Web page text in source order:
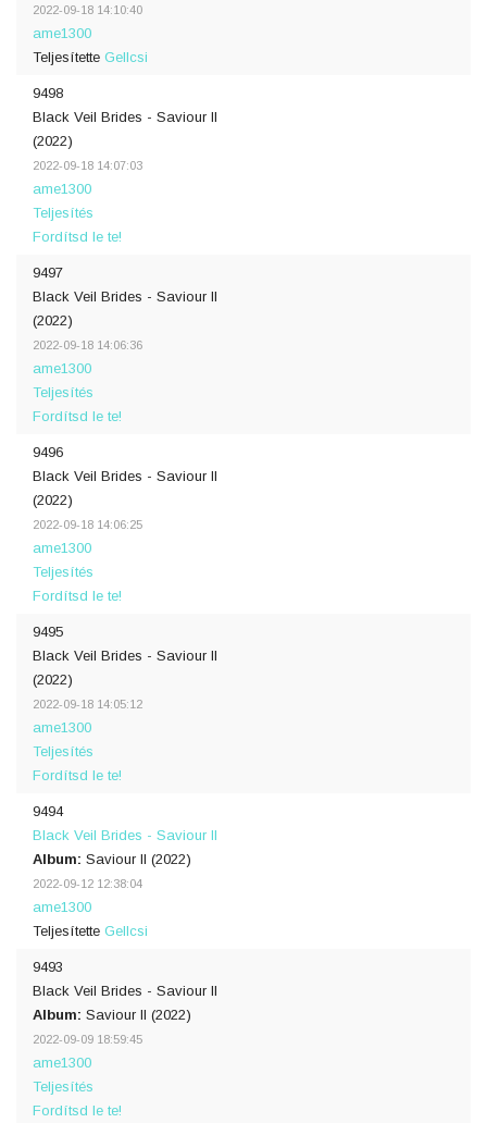
2022-09-18 14:10:40
ame1300
Teljesítette Gellcsi
9498
Black Veil Brides - Saviour II
(2022)
2022-09-18 14:07:03
ame1300
Teljesítés
Fordítsd le te!
9497
Black Veil Brides - Saviour II
(2022)
2022-09-18 14:06:36
ame1300
Teljesítés
Fordítsd le te!
9496
Black Veil Brides - Saviour II
(2022)
2022-09-18 14:06:25
ame1300
Teljesítés
Fordítsd le te!
9495
Black Veil Brides - Saviour II
(2022)
2022-09-18 14:05:12
ame1300
Teljesítés
Fordítsd le te!
9494
Black Veil Brides - Saviour II
Album: Saviour II (2022)
2022-09-12 12:38:04
ame1300
Teljesítette Gellcsi
9493
Black Veil Brides - Saviour II
Album: Saviour II (2022)
2022-09-09 18:59:45
ame1300
Teljesítés
Fordítsd le te!